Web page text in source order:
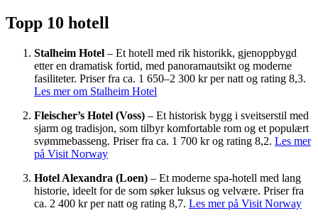
Topp 10 hotell
Stalheim Hotel – Et hotell med rik historikk, gjenoppbygd
etter en dramatisk fortid, med panoramautsikt og moderne
fasiliteter. Priser fra ca. 1 650–2 300 kr per natt og rating 8,3.
Les mer om Stalheim Hotel
Fleischer’s Hotel (Voss) – Et historisk bygg i sveitserstil med
sjarm og tradisjon, som tilbyr komfortable rom og et populært
svømmebasseng. Priser fra ca. 1 700 kr og rating 8,2. Les mer
på Visit Norway
Hotel Alexandra (Loen) – Et moderne spa-hotell med lang
historie, ideelt for de som søker luksus og velvære. Priser fra
ca. 2 400 kr per natt og rating 8,7. Les mer på Visit Norway